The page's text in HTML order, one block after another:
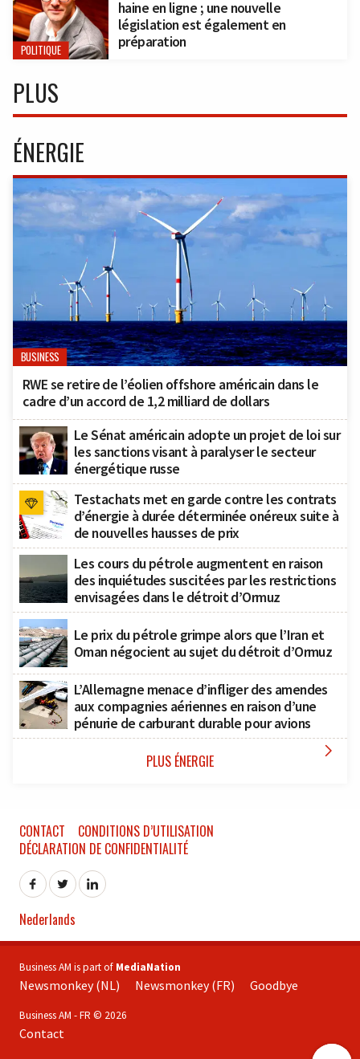
POLITIQUE
haine en ligne ; une nouvelle
législation est également en
préparation
PLUS
ÉNERGIE
BUSINESS
RWE se retire de l’éolien offshore américain dans le
cadre d’un accord de 1,2 milliard de dollars
Le Sénat américain adopte un projet de loi sur
les sanctions visant à paralyser le secteur
énergétique russe
Testachats met en garde contre les contrats
d’énergie à durée déterminée onéreux suite à
de nouvelles hausses de prix
Les cours du pétrole augmentent en raison
des inquiétudes suscitées par les restrictions
envisagées dans le détroit d’Ormuz
Le prix du pétrole grimpe alors que l’Iran et
Oman négocient au sujet du détroit d’Ormuz
L’Allemagne menace d’infliger des amendes
aux compagnies aériennes en raison d’une
pénurie de carburant durable pour avions
PLUS ÉNERGIE 
CONTACT
CONDITIONS D’UTILISATION
DÉCLARATION DE CONFIDENTIALITÉ
Nederlands
Business AM is part of MediaNation
Newsmonkey (NL) Newsmonkey (FR) Goodbye
Business AM - FR © 2026
Contact